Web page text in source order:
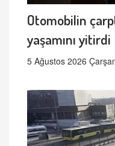
Otomobilin
yaşamını yitirdi
5 Ağustos 2026